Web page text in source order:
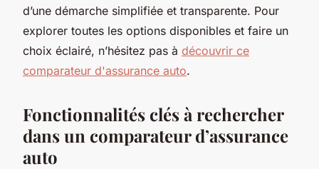
d’une démarche simplifiée et transparente. Pour
explorer toutes les options disponibles et faire un
choix éclairé, n’hésitez pas à découvrir ce
comparateur d'assurance auto.
Fonctionnalités clés à rechercher
dans un comparateur d’assurance
auto